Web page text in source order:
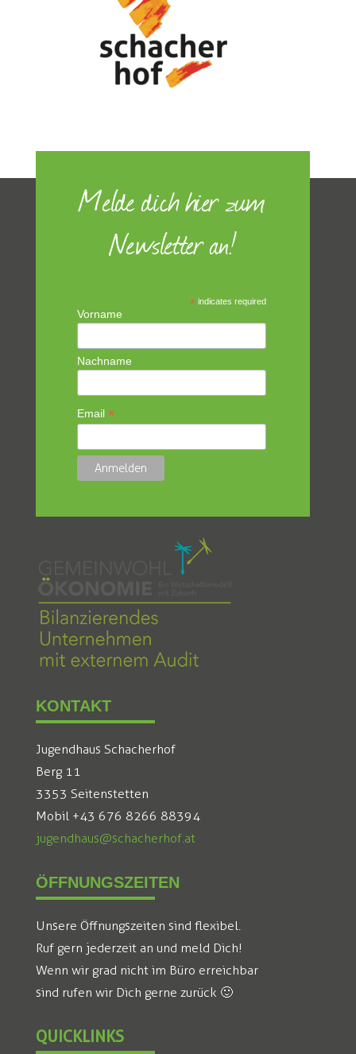
Melde dich hier zum
Newsletter an!
* indicates required
Vorname
Nachname
Email*
KONTAKT
Jugendhaus Schacherhof
Berg 11
3353 Seitenstetten
Mobil +43 676 8266 88394
jugendhaus@schacherhof.at
ÖFFNUNGSZEITEN
Unsere Öffnungszeiten sind flexibel.
Ruf gern jederzeit an und meld Dich!
Wenn wir grad nicht im Büro erreichbar
sind rufen wir Dich gerne zurück 🙂
QUICKLINKS